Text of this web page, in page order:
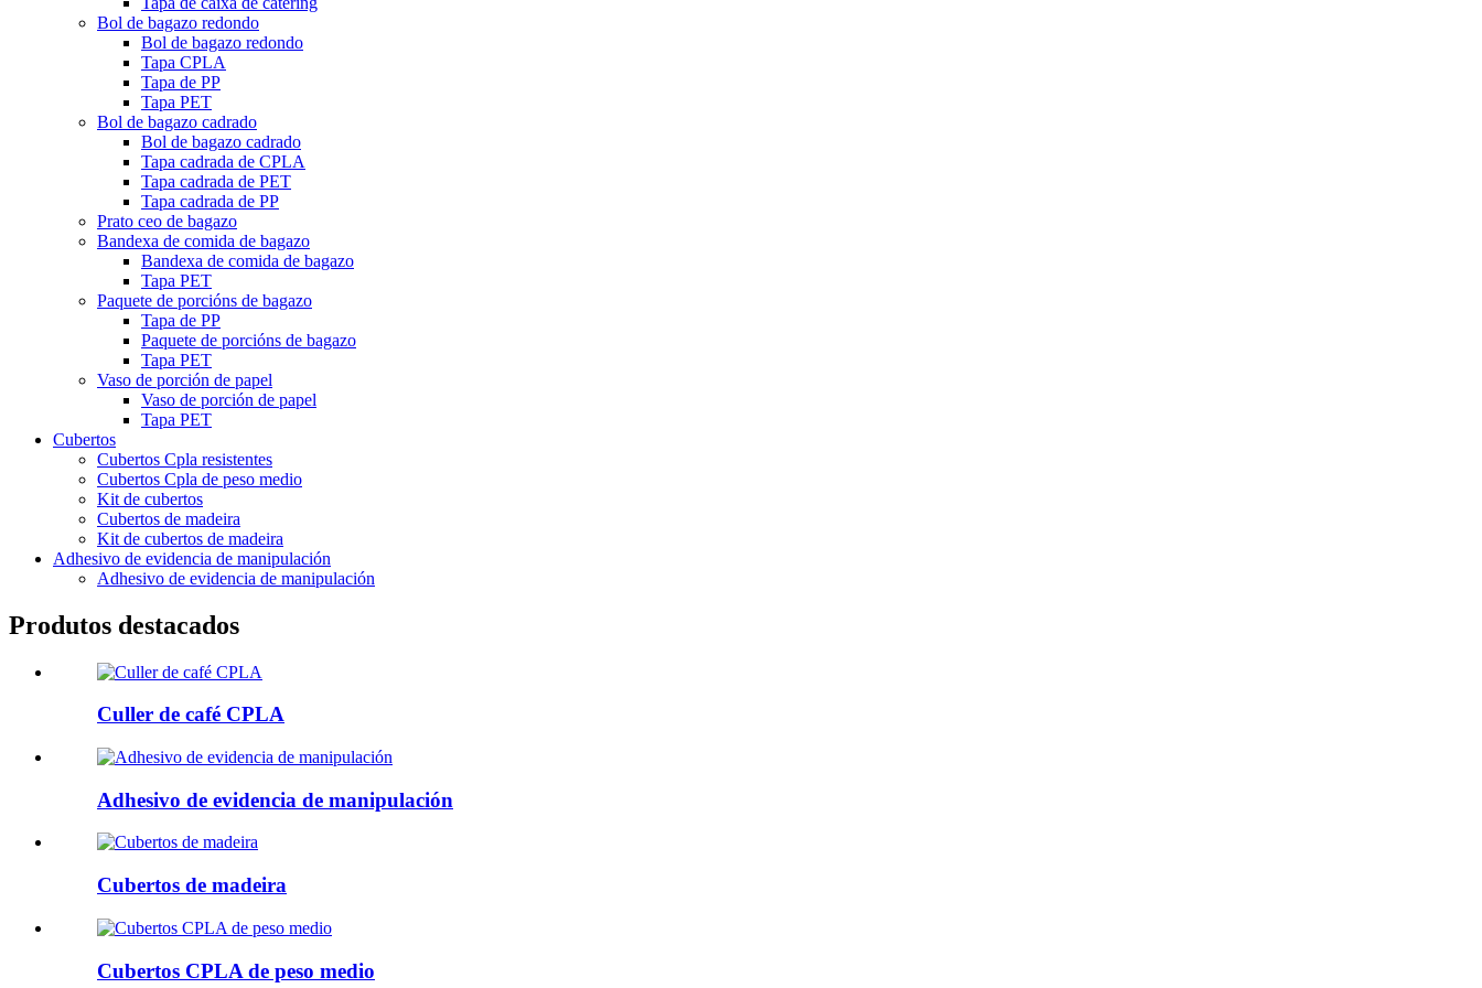
Bol de bagazo redondo
Bol de bagazo redondo
Tapa CPLA
Tapa de PP
Tapa PET
Bol de bagazo cadrado
Bol de bagazo cadrado
Tapa cadrada de CPLA
Tapa cadrada de PET
Tapa cadrada de PP
Prato ceo de bagazo
Bandexa de comida de bagazo
Bandexa de comida de bagazo
Tapa PET
Paquete de porcións de bagazo
Tapa de PP
Paquete de porcións de bagazo
Tapa PET
Vaso de porción de papel
Vaso de porción de papel
Tapa PET
Cubertos
Cubertos Cpla resistentes
Cubertos Cpla de peso medio
Kit de cubertos
Cubertos de madeira
Kit de cubertos de madeira
Adhesivo de evidencia de manipulación
Adhesivo de evidencia de manipulación
Produtos destacados
Culler de café CPLA
Adhesivo de evidencia de manipulación
Cubertos de madeira
Cubertos CPLA de peso medio